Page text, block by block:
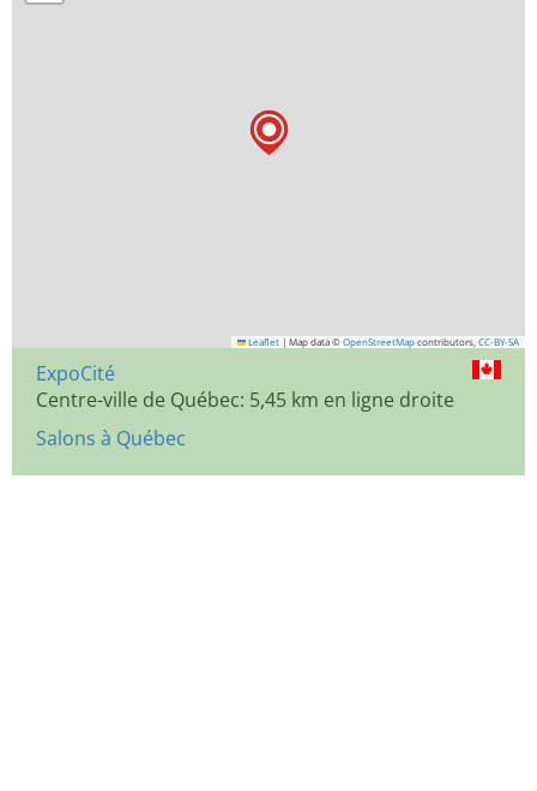
Leaflet | Map data © OpenStreetMap contributors, CC-BY-SA
ExpoCité
Centre-ville de Québec: 5,45 km en ligne droite
Salons à Québec